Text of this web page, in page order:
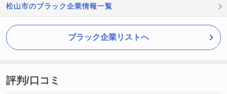
松山市のブラック企業情報一覧
ブラック企業リストへ
評判/口コミ